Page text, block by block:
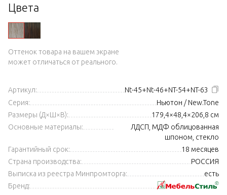
Цвета
Оттенок товара на вашем экране
может отличаться от реального.
Артикул:
Nt-45+Nt-46+NT-54+NT-63
Серия:
Ньютон / New.Tone
Размеры (Д×Ш×В):
179,4×48,4×206,8 см
Основные материалы:
ЛДСП, МДФ облицованная
шпоном, стекло
Гарантийный срок:
18 месяцев
Страна производства:
РОССИЯ
Выписка из реестра Минпромторга:
есть
Бренд: